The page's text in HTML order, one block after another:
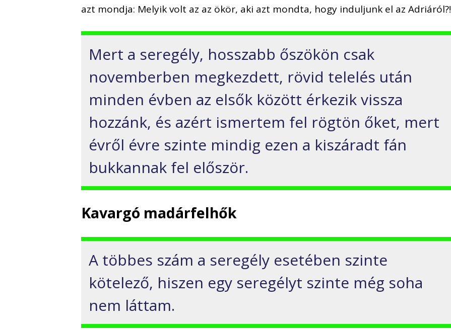
azt mondja: Melyik volt az az ökör, aki azt mondta, hogy induljunk el az Adriáról?!
Mert a seregély, hosszabb őszökön csak
novemberben megkezdett, rövid telelés után
minden évben az elsők között érkezik vissza
hozzánk, és azért ismertem fel rögtön őket, mert
évről évre szinte mindig ezen a kiszáradt fán
bukkannak fel először.
Kavargó madárfelhők
A többes szám a seregély esetében szinte
kötelező, hiszen egy seregélyt szinte még soha
nem láttam.